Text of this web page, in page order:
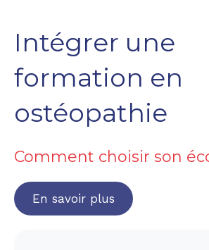
Intégrer une
formation en
ostéopathie
Comment choisir son
En savoir plus